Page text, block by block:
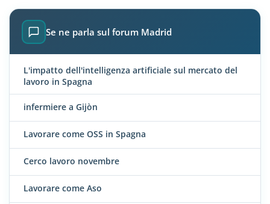
Se ne parla sul forum Madrid
L'impatto dell'intelligenza artificiale sul mercato del
lavoro in Spagna
infermiere a Gijòn
Lavorare come OSS in Spagna
Cerco lavoro novembre
Lavorare come Aso